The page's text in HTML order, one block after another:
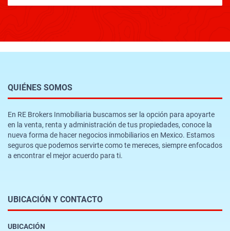
QUIÉNES SOMOS
En RE Brokers Inmobiliaria buscamos ser la opción para apoyarte
en la venta, renta y administración de tus propiedades, conoce la
nueva forma de hacer negocios inmobiliarios en Mexico. Estamos
seguros que podemos servirte como te mereces, siempre enfocados
a encontrar el mejor acuerdo para ti.
UBICACIÓN Y CONTACTO
UBICACIÓN